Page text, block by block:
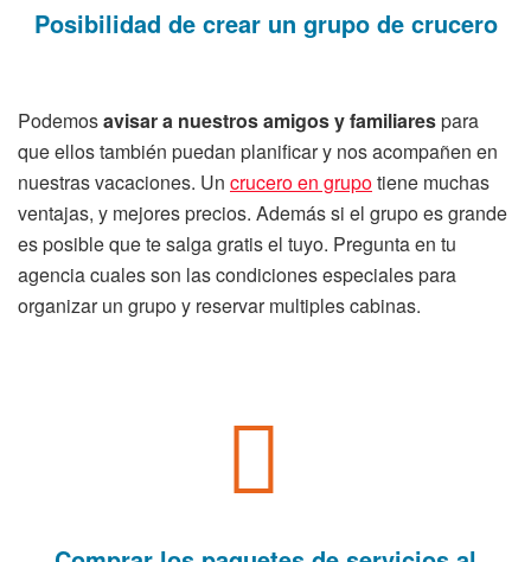
Posibilidad de crear un grupode crucero
Podemosavisar a nuestros amigos y familiarespara
que ellos también puedan planificar y nos acompañen en
nuestras vacaciones. Un crucero en grupotiene muchas
ventajas, y mejores precios. Además si el grupo es grande
es posible que te salga gratis el tuyo. Pregunta en tu
agencia cuales son las condiciones especiales para
organizar un grupo y reservar multiples cabinas.